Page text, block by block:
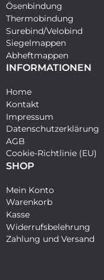
Ösenbindung
Thermobindung
Surebind/Velobind
Siegelmappen
Abheftmappen
INFORMATIONEN
Home
Kontakt
Impressum
Datenschutzerklärung
AGB
Cookie-Richtlinie (EU)
SHOP
Mein Konto
Warenkorb
Kasse
Widerrufsbelehrung
Zahlung und Versand